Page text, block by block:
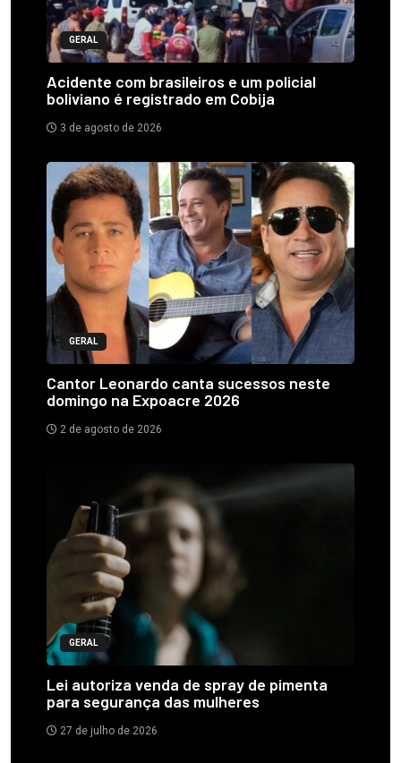
GERAL
Acidente com brasileiros e um policial
boliviano é registrado em Cobija
3 de agosto de 2026
GERAL
Cantor Leonardo canta sucessos neste
domingo na Expoacre 2026
2 de agosto de 2026
GERAL
Lei autoriza venda de spray de pimenta
para segurança das mulheres
27 de julho de 2026